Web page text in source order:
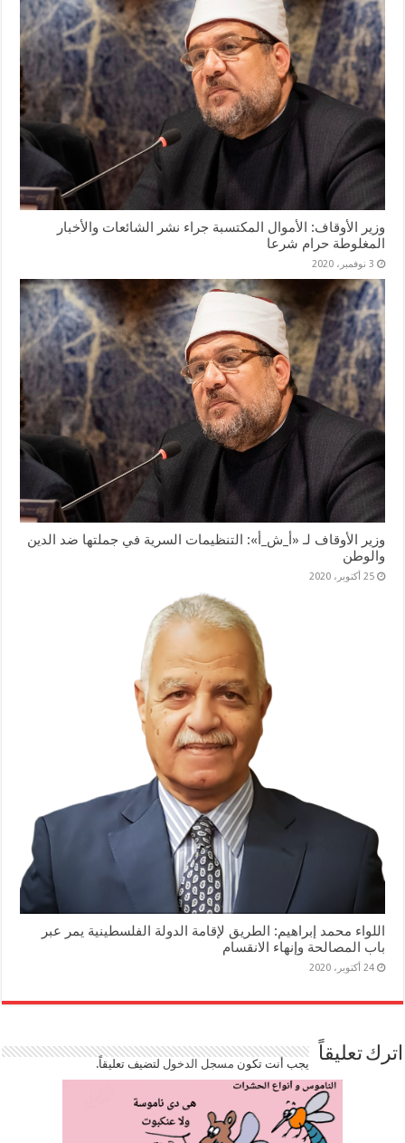
وزير الأوقاف: الأموال المكتسبة جراء نشر الشائعات والأخبار
المغلوطة حرام شرعا
3 نوفمبر، 2020
وزير الأوقاف لـ «أ_ش_أ»: التنظيمات السرية في جملتها ضد الدين
والوطن
25 أكتوبر، 2020
اللواء محمد إبراهيم: الطريق لإقامة الدولة الفلسطينية يمر عبر
باب المصالحة وإنهاء الانقسام
24 أكتوبر، 2020
اترك تعليقاً يجب أنت تكون مسجل الدخوللتضيف تعليقاً.